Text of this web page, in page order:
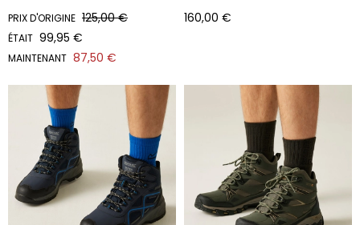
PRIX D'ORIGINE 125,00 €
ÉTAIT 99,95 €
MAINTENANT 87,50 €
160,00 €